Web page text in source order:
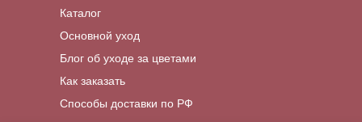
Каталог
Основной уход
Блог об уходе за цветами
Как заказать
Способы доставки по РФ